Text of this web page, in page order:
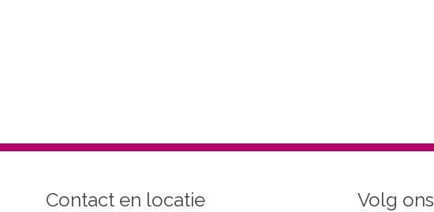
Contact en locatie Volg ons